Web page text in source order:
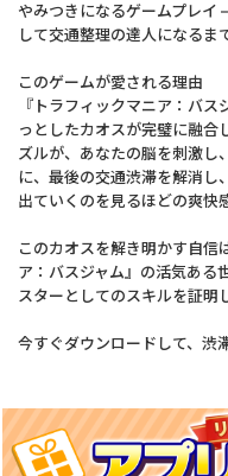
やみつきになるゲームプレイ
して交通整理の達人になるま
このゲームが愛される理由
『トラフィックマニア：バ
っとしたカオスが完璧に融合
ズルが、あなたの脳を刺激し
に、最後の交通渋滞を解消し
出ていくのを見るほどの爽快
このカオスを解き明かす自信
ア：バスジャム』の活気ある
スターとしてのスキルを証明
今すぐダウンロードして、渋